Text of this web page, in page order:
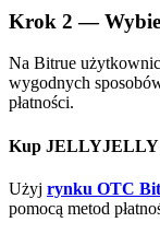
Bitrue
AI
Bitruści Partnerzy
Krok 2 —
Na Bitrue
wygodnych
płatności.
Kup JELLYJELLY
Użyj rynku OTC
pomocą metod